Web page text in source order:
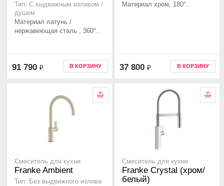
Тип: С выдвижным изливом /
душем
Материал латунь /
нержавеющая сталь , 360°..
91 790 ₽ В КОРЗИНУ
Материал хром, 180°..
37 800 ₽ В КОРЗИНУ
Смеситель для кухни
Franke Ambient
Тип: Без выдвижного излива
Смеситель для кухни
Franke Crystal (хром/
белый)